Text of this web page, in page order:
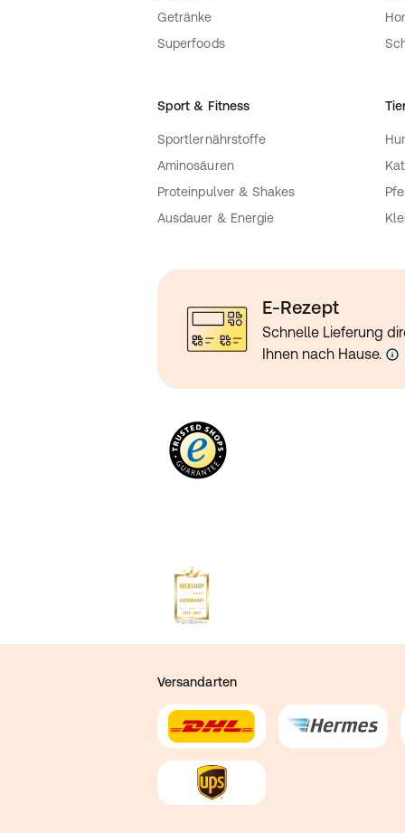
Getränke
Superfoods
Sport & Fitness
Sportlernährstoffe
Aminosäuren
Proteinpulver & Shakes
Ausdauer & Energie
E-Rezept
Schnelle Lieferung
Ihnen nach Hause.
Versandarten